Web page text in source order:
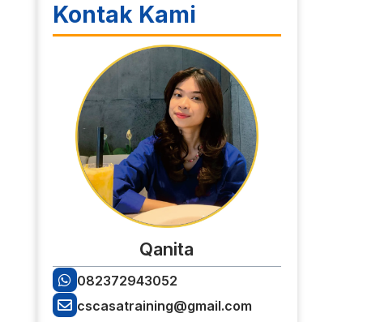
Kontak Kami
Qanita
082372943052
cscasatraining@gmail.com